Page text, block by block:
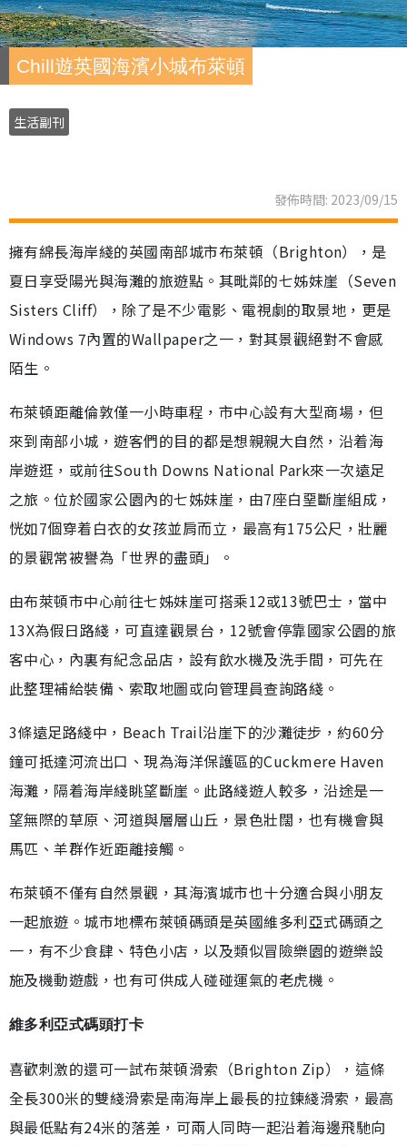
Chill遊英國海濱小城布萊頓
生活副刊
發佈時間: 2023/09/15
擁有綿長海岸綫的英國南部城市布萊頓（Brighton），是
夏日享受陽光與海灘的旅遊點。其毗鄰的七姊妹崖（Seven
Sisters Cliff），除了是不少電影、電視劇的取景地，更是
Windows 7內置的Wallpaper之一，對其景觀絕對不會感
陌生。
布萊頓距離倫敦僅一小時車程，市中心設有大型商場，但
來到南部小城，遊客們的目的都是想親親大自然，沿着海
岸遊逛，或前往South Downs National Park來一次遠足
之旅。位於國家公園內的七姊妹崖，由7座白堊斷崖組成，
恍如7個穿着白衣的女孩並肩而立，最高有175公尺，壯麗
的景觀常被譽為「世界的盡頭」。
由布萊頓市中心前往七姊妹崖可搭乘12或13號巴士，當中
13X為假日路綫，可直達觀景台，12號會停靠國家公園的旅
客中心，內裏有紀念品店，設有飲水機及洗手間，可先在
此整理補給裝備、索取地圖或向管理員查詢路綫。
3條遠足路綫中，Beach Trail沿崖下的沙灘徒步，約60分
鐘可抵達河流出口、現為海洋保護區的Cuckmere Haven
海灘，隔着海岸綫眺望斷崖。此路綫遊人較多，沿途是一
望無際的草原、河道與層層山丘，景色壯闊，也有機會與
馬匹、羊群作近距離接觸。
布萊頓不僅有自然景觀，其海濱城市也十分適合與小朋友
一起旅遊。城市地標布萊頓碼頭是英國維多利亞式碼頭之
一，有不少食肆、特色小店，以及類似冒險樂園的遊樂設
施及機動遊戲，也有可供成人碰碰運氣的老虎機。
維多利亞式碼頭打卡
喜歡刺激的還可一試布萊頓滑索（Brighton Zip），這條
全長300米的雙綫滑索是南海岸上最長的拉鍊綫滑索，最高
與最低點有24米的落差，可兩人同時一起沿着海邊飛馳向